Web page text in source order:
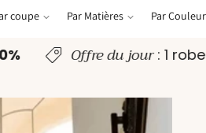
coupe Par Matières Par Couleur
Offre du jour : 1